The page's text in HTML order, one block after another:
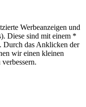
Werbeanzeigen und
Diese sind mit einem *
Durch das Anklicken der
wir einen kleinen